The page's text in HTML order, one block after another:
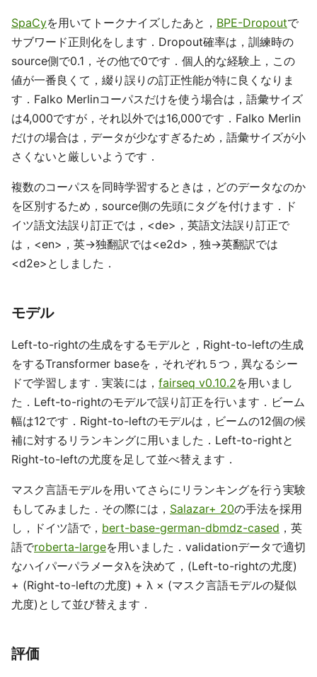
SpaCyを用いてトークナイズしたあと， BPE-Dropoutで
サブワード正則化をします．Dropout確率は，訓練時の
source側で0.1，その他で0です．個人的な経験上，この
値が一番良くて，綴り誤りの訂正性能が特に良くなりま
す．Falko Merlinコーパスだけを使う場合は，語彙サイズ
は4,000ですが，それ以外では16,000です．Falko Merlin
だけの場合は，データが少なすぎるため，語彙サイズが小
さくないと厳しいようです．
複数のコーパスを同時学習するときは，どのデータなのか
を区別するため，source側の先頭にタグを付けます．ド
イツ語文法誤り訂正では，<de>，英語文法誤り訂正で
は，<en>，英->独翻訳では<e2d>，独->英翻訳では
<d2e>としました．
モデル
Left-to-rightの生成をするモデルと，Right-to-leftの生成
をするTransformer baseを，それぞれ５つ，異なるシー
ドで学習します．実装には， fairseq v0.10.2を用いまし
た．Left-to-rightのモデルで誤り訂正を行います．ビーム
幅は12です．Right-to-leftのモデルは，ビームの12個の候
補に対するリランキングに用いました．Left-to-rightと
Right-to-leftの尤度を足して並べ替えます．
マスク言語モデルを用いてさらにリランキングを行う実験
もしてみました．その際には， Salazar+ 20の手法を採用
し，ドイツ語で， bert-base-german-dbmdz-cased ，英
語でroberta-largeを用いました．validationデータで適切
なハイパーパラメータλを決めて，(Left-to-rightの尤度)
+ (Right-to-leftの尤度) + λ × (マスク言語モデルの疑似
尤度)として並び替えます．
評価